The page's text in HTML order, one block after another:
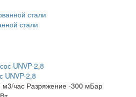
стали
2,8
м3/час Разряжение -300 мБар